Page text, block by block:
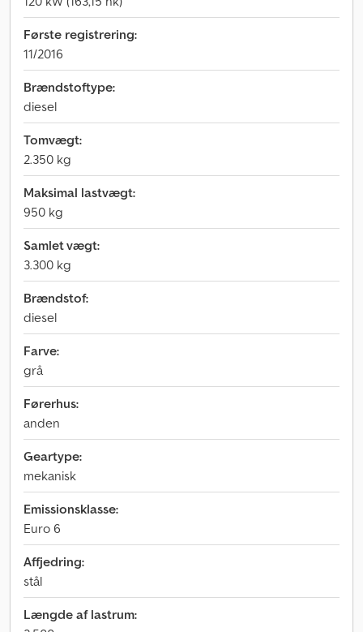
Første registrering:
11/2016
Brændstoftype:
diesel
Tomvægt:
2.350 kg
Maksimal lastvægt:
950 kg
Samlet vægt:
3.300 kg
Brændstof:
diesel
Farve:
grå
Førerhus:
anden
Geartype:
mekanisk
Emissionsklasse:
Euro 6
Affjedring:
stål
Længde af lastrum: